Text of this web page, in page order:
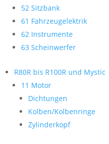
52 Sitzbank
61 Fahrzeugelektrik
62 Instrumente
63 Scheinwerfer
R80R bis R100R und Mystic
11 Motor
Dichtungen
Kolben/Kolbenringe
Zylinderkopf